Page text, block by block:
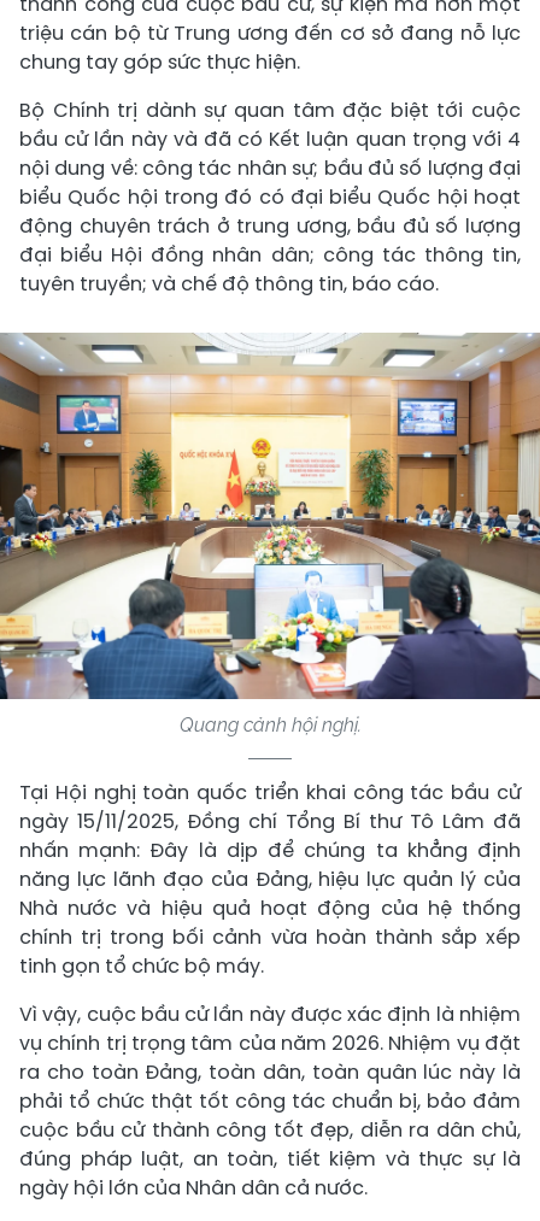
triệu cán bộ từ Trung ương đến cơ sở đang nỗ lực
chung tay góp sức thực hiện.
Bộ Chính trị dành sự quan tâm đặc biệt tới cuộc
bầu cử lần này và đã có Kết luận quan trọng với 4
nội dung về: công tác nhân sự; bầu đủ số lượng đại
biểu Quốc hội trong đó có đại biểu Quốc hội hoạt
động chuyên trách ở trung ương, bầu đủ số lượng
đại biểu Hội đồng nhân dân; công tác thông tin,
tuyên truyền; và chế độ thông tin, báo cáo.
Quang cảnh hội nghị.
Tại Hội nghị toàn quốc triển khai công tác bầu cử
ngày 15/11/2025, Đồng chí Tổng Bí thư Tô Lâm đã
nhấn mạnh: Đây là dịp để chúng ta khẳng định
năng lực lãnh đạo của Đảng, hiệu lực quản lý của
Nhà nước và hiệu quả hoạt động của hệ thống
chính trị trong bối cảnh vừa hoàn thành sắp xếp
tinh gọn tổ chức bộ máy.
Vì vậy, cuộc bầu cử lần này được xác định là nhiệm
vụ chính trị trọng tâm của năm 2026. Nhiệm vụ đặt
ra cho toàn Đảng, toàn dân, toàn quân lúc này là
phải tổ chức thật tốt công tác chuẩn bị, bảo đảm
cuộc bầu cử thành công tốt đẹp, diễn ra dân chủ,
đúng pháp luật, an toàn, tiết kiệm và thực sự là
ngày hội lớn của Nhân dân cả nước.